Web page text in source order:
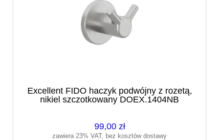
Excellent FIDO haczyk podwójny z rozetą,
nikiel szczotkowany DOEX.1404NB
99,00 zł
zawiera 23% VAT, bez kosztów dostawy